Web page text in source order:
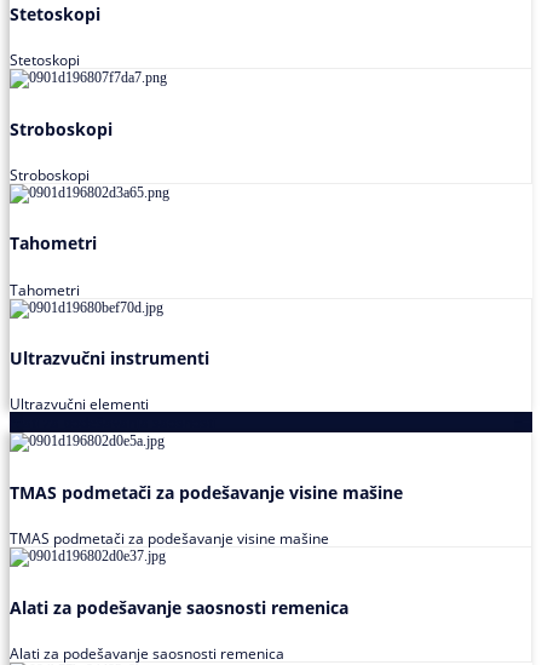
Stetoskopi
Stetoskopi
Stroboskopi
Stroboskopi
Tahometri
Tahometri
Ultrazvučni instrumenti
Ultrazvučni elementi
TMAS podmetači za podešavanje visine mašine
TMAS podmetači za podešavanje visine mašine
Alati za podešavanje saosnosti remenica
Alati za podešavanje saosnosti remenica